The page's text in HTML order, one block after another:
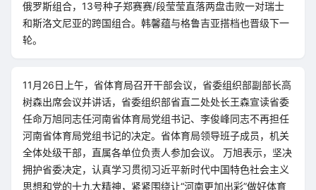
俄罗斯组合，13号种子郑赛赛/段莹莹直落两盘击败一对瑞士
和斯洛文尼亚的跨国组合。韩馨蕴与格鲁吉亚搭档也晋级下一
轮。
11月26日上午，省体育局召开干部会议，省委组织部副部长高
树森出席会议并讲话，省委组织部省直二处处长王森宣读省委
任命万旭同志任河南省体育局党组书记、李俊峰同志不再担任
河南省体育局党组书记的决定。省体育局领导班子成员，机关
全体处级干部，直属各单位负责人参加会议。 万旭表示，坚决
拥护省委决定，认真学习贯彻习近平新时代中国特色社会主义
思想和党的十九大精神，紧紧围绕让“河南更加出彩”做好体育